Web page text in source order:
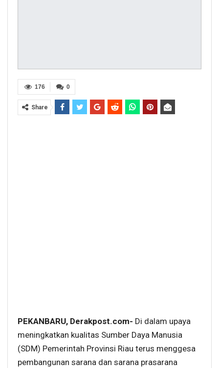
0
176
Share
PEKANBARU, Derakpost.com- Di dalam upaya
meningkatkan kualitas Sumber Daya Manusia
(SDM) Pemerintah Provinsi Riau terus menggesa
pembangunan sarana dan sarana prasarana